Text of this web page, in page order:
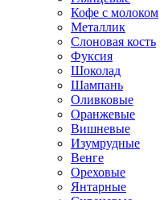
Кофе с молоком
Металлик
Слоновая кость
Фуксия
Шоколад
Шампань
Оливковые
Оранжевые
Вишневые
Изумрудные
Венге
Ореховые
Янтарные